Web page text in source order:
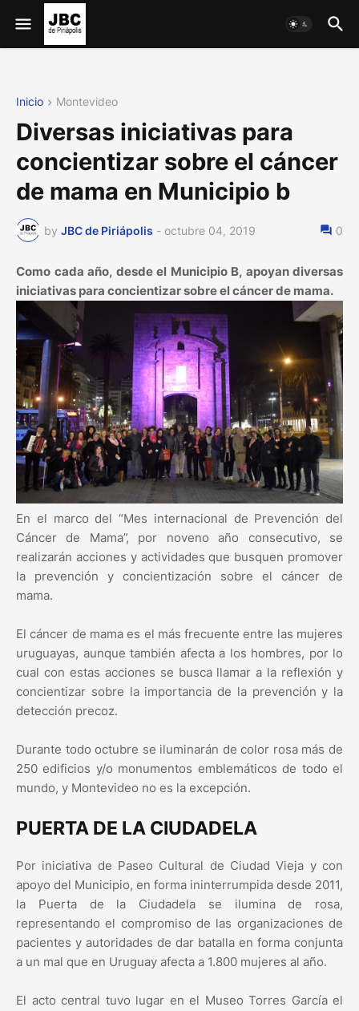
Inicio Montevideo
Diversas iniciativas para
concientizar sobre el cáncer
de mama en Municipio b
by JBC de Piriápolis - octubre 04, 2019 0
Como cada año, desde el Municipio B, apoyan diversas
iniciativas para concientizar sobre el cáncer de mama.
En el marco del “Mes internacional de Prevención del
Cáncer de Mama”, por noveno año consecutivo, se
realizarán acciones y actividades que busquen promover
la prevención y concientización sobre el cáncer de
mama.
El cáncer de mama es el más frecuente entre las mujeres
uruguayas, aunque también afecta a los hombres, por lo
cual con estas acciones se busca llamar a la reflexión y
concientizar sobre la importancia de la prevención y la
detección precoz.
Durante todo octubre se iluminarán de color rosa más de
250 edificios y/o monumentos emblemáticos de todo el
mundo, y Montevideo no es la excepción.
PUERTA DE LA CIUDADELA
Por iniciativa de Paseo Cultural de Ciudad Vieja y con
apoyo del Municipio, en forma ininterrumpida desde 2011,
la Puerta de la Ciudadela se ilumina de rosa,
representando el compromiso de las organizaciones de
pacientes y autoridades de dar batalla en forma conjunta
a un mal que en Uruguay afecta a 1.800 mujeres al año.
El acto central tuvo lugar en el Museo Torres García el